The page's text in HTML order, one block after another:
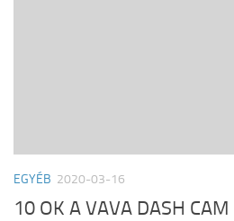
EGYÉB 2020-03-16
10 OK A VAVA DASH